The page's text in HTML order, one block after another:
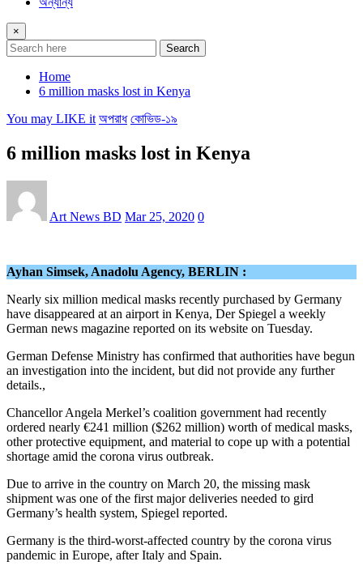
×
Search
Home
6 million masks lost in Kenya
You may LIKE it অপরাধ কোভিড-১৯
6 million masks lost in Kenya
Art News BD Mar 25, 2020 0
Ayhan Simsek, Anadolu Agency, BERLIN :
Nearly six million medical masks recently purchased by Germany
have disappeared at an airport in Kenya, Der Spiegel a weekly
German news magazine reported on its website on Tuesday.
German Defense Ministry has confirmed that authorities have begun
an investigation into the incident, but did not provide any further
details.,
Chancellor Angela Merkel’s coalition government had recently
ordered nearly €241 million ($262 million) worth of medical masks,
other protective equipment, and material to cope up with a potential
shortage amid the corona virus outbreak.
Due to arrive in the country on March 20, the missing mask
shipment was one of the first major deliveries needed to gird
Germany’s health system, Spiegel reported.
Germany is the third-worst-affected country by the corona virus
pandemic in Europe, after Italy and Spain.